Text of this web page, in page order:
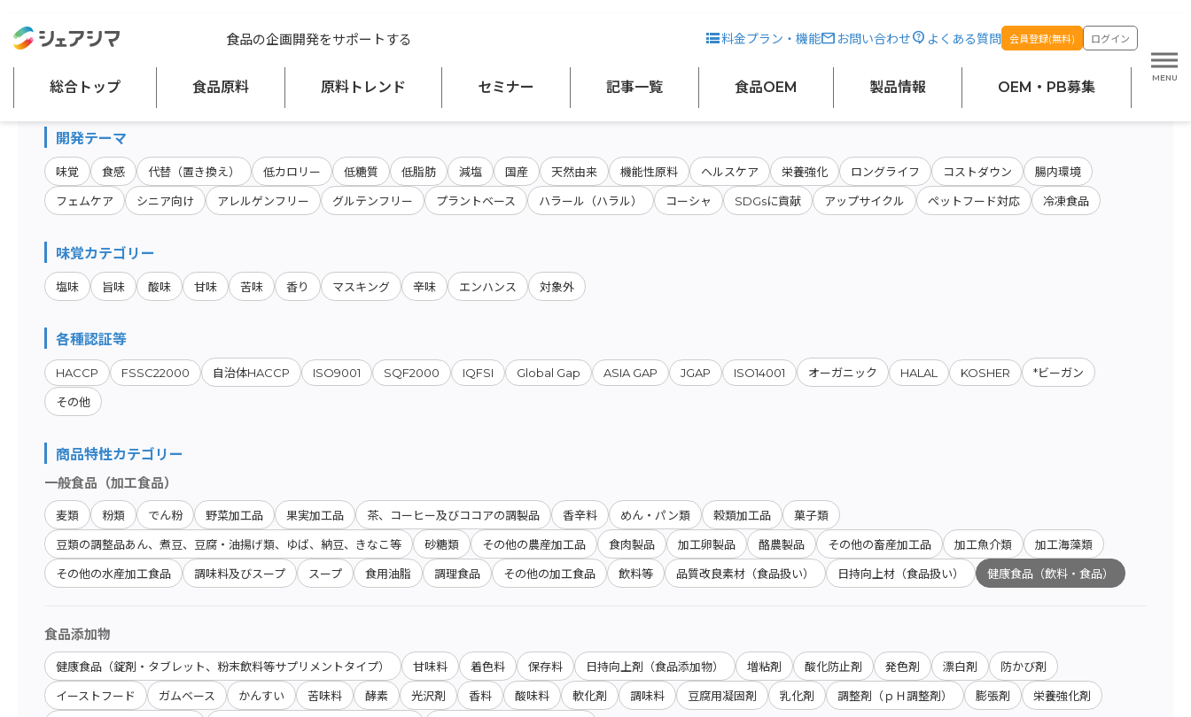
食品の企画開発をサポートする 料金プラン・機能 お問い合わせ よくある質問 会員登録(無料) ログイン
総合トップ 食品原料 原料トレンド セミナー 記事一覧 食品OEM 製品情報 OEM・PB募集
原料・キーワード検索 会社名から検索 原料・絞り込み検索
開発テーマ
味覚 食感 代替（置き換え） 低カロリー 低糖質 低脂肪 減塩 国産 天然由来 機能性原料 ヘルスケア 栄養強化 ロングライフ コストダウン 腸内環境
フェムケア シニア向け アレルゲンフリー グルテンフリー プラントベース ハラール（ハラル） コーシャ SDGsに貢献 アップサイクル ペットフード対応 冷凍食品
味覚カテゴリー
塩味 旨味 酸味 甘味 苦味 香り マスキング 辛味 エンハンス 対象外
各種認証等
HACCP FSSC22000 自治体HACCP ISO9001 SQF2000 IQFSI Global Gap ASIA GAP JGAP ISO14001 オーガニック HALAL KOSHER *ビーガン
その他
商品特性カテゴリー
一般食品（加工食品）
麦類 粉類 でん粉 野菜加工品 果実加工品 茶、コーヒー及びココアの調製品 香辛料 めん・パン類 穀類加工品 菓子類
豆類の調整品あん、煮豆、豆腐・油揚げ類、ゆば、納豆、きなこ等 砂糖類 その他の農産加工品 食肉製品 加工卵製品 酪農製品 その他の畜産加工品 加工魚介類 加工海藻類
その他の水産加工食品 調味料及びスープ スープ 食用油脂 調理食品 その他の加工食品 飲料等 品質改良素材（食品扱い） 日持向上材（食品扱い） 健康食品（飲料・食品）
食品添加物
健康食品（錠剤・タブレット、粉末飲料等サプリメントタイプ） 甘味料 着色料 保存料 日持向上剤（食品添加物） 増粘剤 酸化防止剤 発色剤 漂白剤 防かび剤
イーストフード ガムベース かんすい 苦味料 酵素 光沢剤 香料 酸味料 軟化剤 調味料 豆腐用凝固剤 乳化剤 調整剤（ｐＨ調整剤） 膨張剤 栄養強化剤